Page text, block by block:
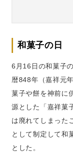
和菓子の日
6月16日の和菓子
暦848年（嘉祥元
菓子や餅を神前に
源とした「嘉祥菓
は廃れてしまった
として制定して和
とした。